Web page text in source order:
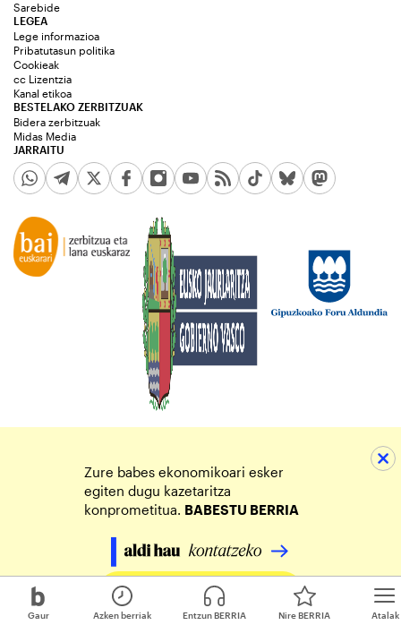
Gaur Atalak
Azken berriak Entzun BERRIA Nire BERRIA
Sarebide
JARRAITU
LEGEA
Lege informazioa
Pribatutasun politika
Cookieak
cc Lizentzia
Kanal etikoa
BESTELAKO ZERBITZUAK
Bidera zerbitzuak
Midas Media
Zure babes ekonomikoari esker
egiten dugu kazetaritza
konprometitua. BABESTU BERRIA
Egin zure ekarpena